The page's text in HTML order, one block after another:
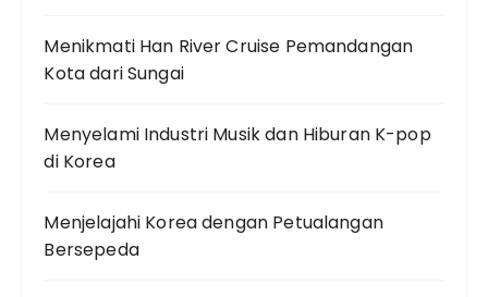
Menikmati Han River Cruise Pemandangan
Kota dari Sungai
Menyelami Industri Musik dan Hiburan K-pop
di Korea
Menjelajahi Korea dengan Petualangan
Bersepeda